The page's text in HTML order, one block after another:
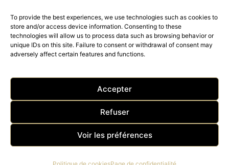
To provide the best experiences, we use technologies such as cookies to
store and/or access device information. Consenting to these
technologies will allow us to process data such as browsing behavior or
unique IDs on this site. Failure to consent or withdrawal of consent may
adversely affect certain features and functions.
Accepter
Refuser
Voir les préférences
BEST OF LUXE
SHOP – TRAVEL – CLUB
Acheter The Right Number
Contact